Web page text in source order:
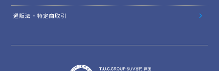
通販法・特定商取引